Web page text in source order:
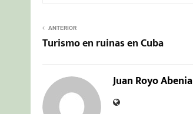
ANTERIOR
Turismo en ruinas en Cuba
Juan Royo Abenia